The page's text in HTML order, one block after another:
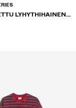
LYHYTHIHAINEN